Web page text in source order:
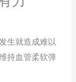
生就造成难以
持血管柔软弹